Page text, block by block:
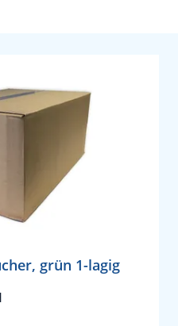
grün 1-lagig